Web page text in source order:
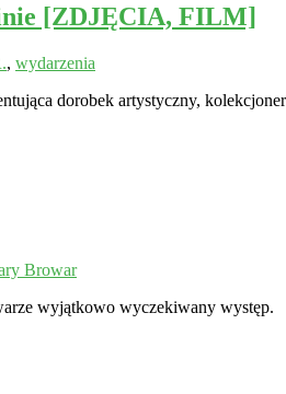
[ZDJĘCIA, FILM]
, wydarzenia
dorobek artystyczny,
Browar
wyjątkowo wyczekiwany występ.